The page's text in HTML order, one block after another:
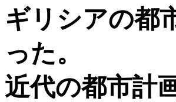
ギリシアの都
った。
近代の都市計